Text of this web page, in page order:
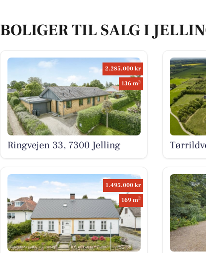
BOLIGER TIL SALG I
2.285.000 kr
136 m2
Ringvejen 33, 7300 Jelling
1.495.000 kr
169 m2